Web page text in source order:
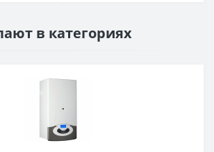
в категориях